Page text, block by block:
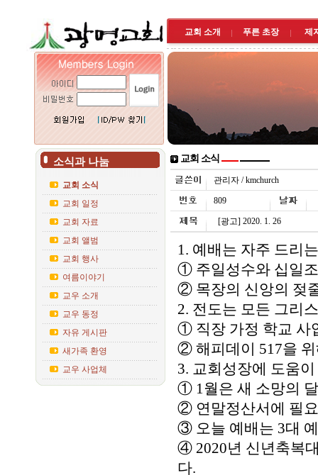
교회 소개 푸른 초장 제
소식과 나눔
교회 소식
교회 일정
교회 자료
교회 앨범
교회 행사
여름이야기
교우 소개
교우 동정
자유 게시판
새가족 환영
교우 사업체
교회 소식
관리자 / kmchurch
809
[광고] 2020. 1. 26
1. 예배는 자주 드리
① 주일성수와 십일
② 목장의 신앙의 젖
2. 전도는 모든 그리
① 직장 가정 학교 사
② 해피데이 517을
3. 교회성장에 도움
① 1월은 새 소망의
② 연말정산서에 필
③ 오늘 예배는 3대
④ 2020년 신년축복
다.